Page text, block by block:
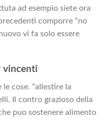
ad esempio siete ora
comporre “no
vi fa solo essere
vincenti
cose. “allestire la
Il contro grazioso della
puo sostenere alimento